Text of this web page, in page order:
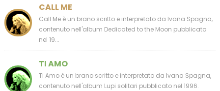
CALL ME
Call Me è un brano scritto e interpretato da Ivana Spagna,
contenuto nell'album Dedicated to the Moon pubblicato
nel 19...
TI AMO
Ti Amo è un brano scritto e interpretato da Ivana Spagna,
contenuto nell'album Lupi solitari pubblicato nel 1996.